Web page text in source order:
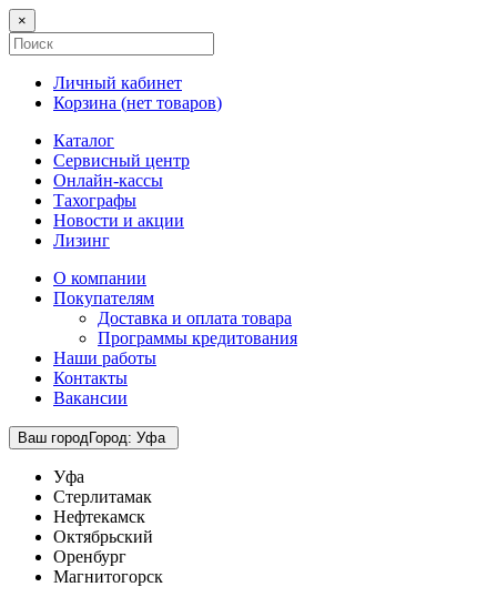
×
Личный кабинет
Корзина (нет товаров)
Каталог
Сервисный центр
Онлайн-кассы
Тахографы
Новости и акции
Лизинг
О компании
Покупателям
Доставка и оплата товара
Программы кредитования
Наши работы
Контакты
Вакансии
Ваш городГород: Уфа
Уфа
Стерлитамак
Нефтекамск
Октябрьский
Оренбург
Магнитогорск